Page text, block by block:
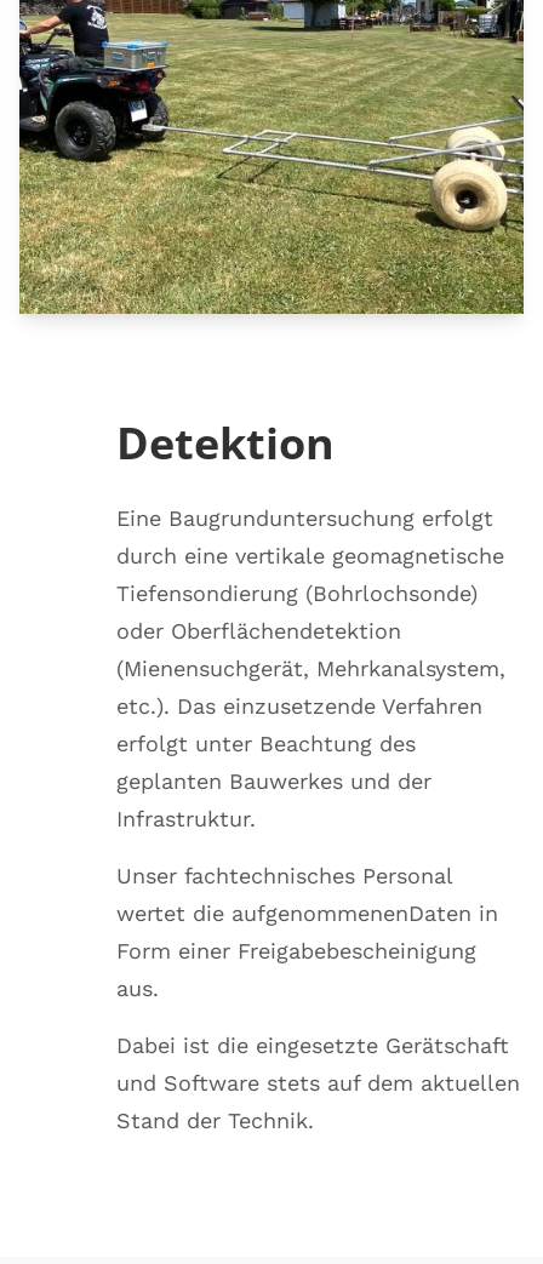
Detektion
Eine Baugrunduntersuchung erfolgt
durch eine vertikale geomagnetische
Tiefensondierung (Bohrlochsonde)
oder Oberflächendetektion
(Mienensuchgerät, Mehrkanalsystem,
etc.). Das einzusetzende Verfahren
erfolgt unter Beachtung des
geplanten Bauwerkes und der
Infrastruktur.
Unser fachtechnisches Personal
wertet die aufgenommenenDaten in
Form einer Freigabebescheinigung
aus.
Dabei ist die eingesetzte Gerätschaft
und Software stets auf dem aktuellen
Stand der Technik.